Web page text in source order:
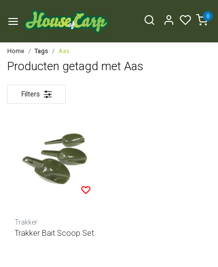
0
Home Tags Aas
Producten getagd met Aas
Filters
Trakker
Trakker Bait Scoop Set